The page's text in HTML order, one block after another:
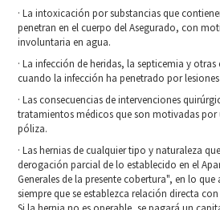
· La intoxicación por substancias que
penetran en el cuerpo del Asegurado, con
involuntaria en agua.
· La infección de heridas, la septicemia y
cuando la infección ha penetrado por
· Las consecuencias de intervenciones
tratamientos médicos que son motivadas
póliza.
· Las hernias de cualquier tipo y naturaleza
derogación parcial de lo establecido en el
Generales de la presente cobertura", en lo que
siempre que se establezca relación directa